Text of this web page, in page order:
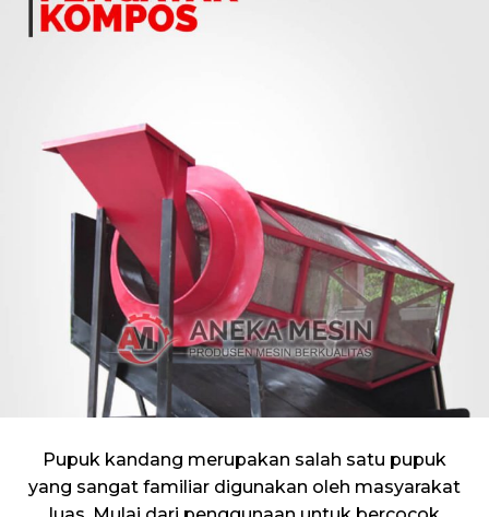
Pupuk kandang merupakan salah satu pupuk
yang sangat familiar digunakan oleh masyarakat